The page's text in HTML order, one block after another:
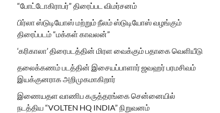
“போட்டோகிராபர்” திரைப்பட விமர்சனம்
பிர்லா ஸ்டுடியோஸ் மற்றும் நீலம் ஸ்டுடியோஸ் வழங்கும்
திரைப்படம் “மக்கள் காவலன்”
‘கரிகாலா’ திரைபடத்தின் மிரள வைக்கும் பதாகை வெளியீடு
தலைக்கணம் படத்தின் இசையப்பாளார் ஜவஹர் பரமசிவம்
இயக்குனராக அறிமுகமாகிறார்
இணையதள வாணிப கருத்தரங்கை சென்னையில்
நடத்திய “VOLTEN HQ INDIA” நிறுவனம்